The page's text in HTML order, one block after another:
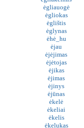
ėgliauogė
ėgliokas
ėglištis
ėglynas
ėhė_hu
ėjau
ėjėjimas
ėjėtojas
ėjikas
ėjimas
ėjinys
ėjūnas
ėkelė
ėkeliai
ėkelis
ėkelukas